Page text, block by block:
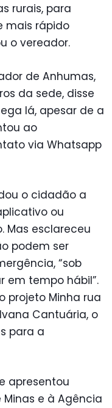
rurais, para
mais rápido
o vereador.
de Anhumas,
da sede, disse
lá, apesar de a
ao
via Whatsapp
o cidadão a
ou
Mas esclareceu
podem ser
“sob
em tempo hábil”.
projeto Minha rua
Cantuária, o
para a
apresentou
e à Agência